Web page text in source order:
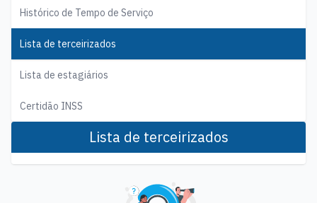
Histórico de Tempo de Serviço
Lista de terceirizados
Lista de estagiários
Certidão INSS
Lista de terceirizados